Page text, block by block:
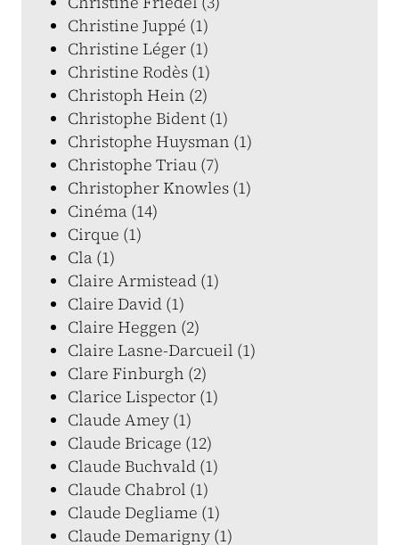
Christine Juppé (1)
Christine Léger (1)
Christine Rodès (1)
Christoph Hein (2)
Christophe Bident (1)
Christophe Huysman (1)
Christophe Triau (7)
Christopher Knowles (1)
Cinéma (14)
Cirque (1)
Cla (1)
Claire Armistead (1)
Claire David (1)
Claire Heggen (2)
Claire Lasne-Darcueil (1)
Clare Finburgh (2)
Clarice Lispector (1)
Claude Amey (1)
Claude Bricage (12)
Claude Buchvald (1)
Claude Chabrol (1)
Claude Degliame (1)
Claude Demarigny (1)